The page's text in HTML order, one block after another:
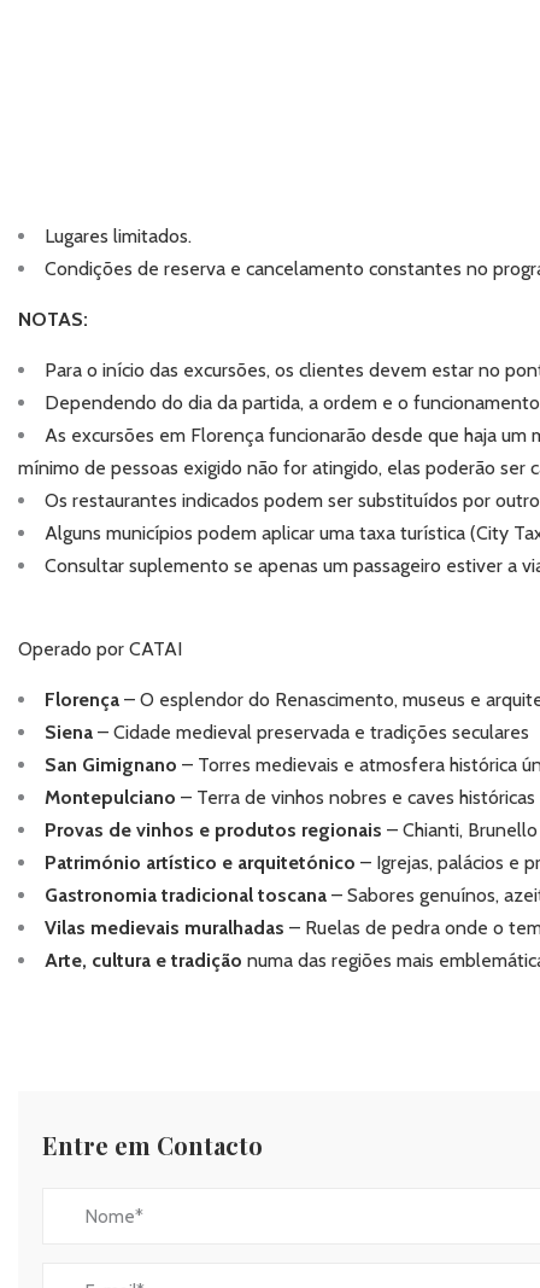
Lugares limitados.
Condições de reserva e cancelamento constantes no
NOTAS:
Para o início das excursões, os clientes devem estar no
Dependendo do dia da partida, a ordem e o
As excursões em Florença funcionarão desde que haja
mínimo de pessoas exigido não for atingido, elas poderão ser
Os restaurantes indicados podem ser substituídos por
Alguns municípios podem aplicar uma taxa turística (City
Consultar suplemento se apenas um passageiro estiver a
Operado por CATAI
Florença – O esplendor do Renascimento, museus e
Siena – Cidade medieval preservada e tradições seculares
San Gimignano – Torres medievais e atmosfera histórica
Montepulciano – Terra de vinhos nobres e caves históricas
Provas de vinhos e produtos regionais – Chianti,
Património artístico e arquitetónico – Igrejas, palácios e
Gastronomia tradicional toscana – Sabores genuínos,
Vilas medievais muralhadas – Ruelas de pedra onde o
Arte, cultura e tradição numa das regiões mais
Entre em Contacto